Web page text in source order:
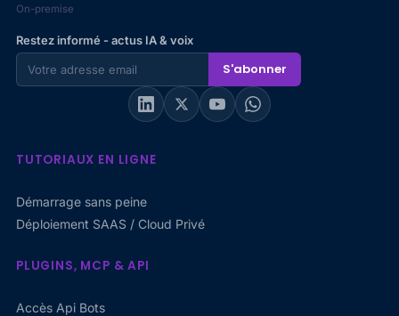
On-premise
Restez informé - actus IA & voix
S'abonner
TUTORIAUX EN LIGNE
Démarrage sans peine
Déploiement SAAS / Cloud Privé
PLUGINS, MCP & API
Accès Api Bots